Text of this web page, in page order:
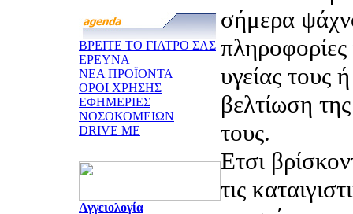
ΒΡΕΙΤΕ ΤΟ ΓΙΑΤΡΟ ΣΑΣ
ΕΡΕΥΝΑ
ΝΕΑ ΠΡΟΪΟΝΤΑ
ΟΡΟΙ ΧΡΗΣΗΣ
ΕΦΗΜΕΡΙΕΣ
ΝΟΣΟΚΟΜΕΙΩΝ
DRIVE ME
Αγγειολογία
σήμερα
υγείας τους
βελτίωση
τους.
Ετσι
τις